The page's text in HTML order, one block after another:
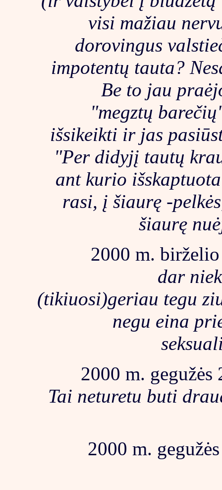
visi mažiau
dorovingus
impotentų tauta?
Be to jau
"megztų
išsikeikti ir jas
"Per didyjį tautų
ant kurio
rasi, į šiaurę -
šiaurę
2000 m.
dar
(tikiuosi)geriau tegu
negu eina
2000 m.
Tai neturetu buti
2000 m.